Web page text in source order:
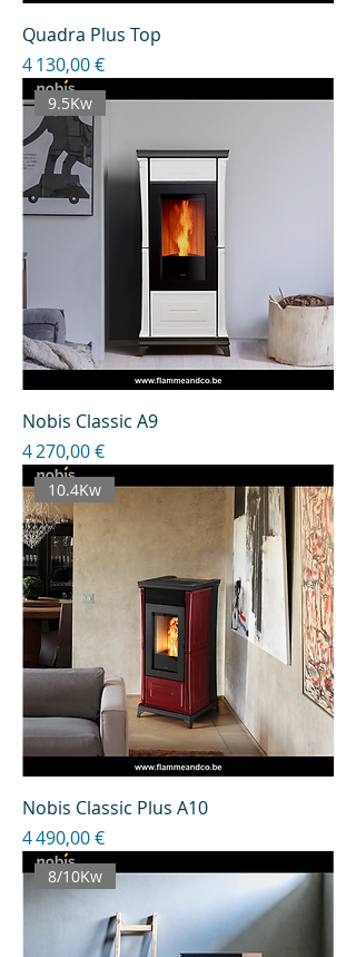
Quadra Plus Top
Prix
4 130,00 €
9.5Kw
Nobis Classic A9
Prix
4 270,00 €
10.4Kw
Nobis Classic Plus A10
Prix
4 490,00 €
8/10Kw